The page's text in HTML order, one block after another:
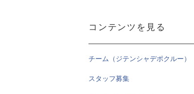
コンテンツを見る
チーム（ジテンシャデポクルー）
スタッフ募集